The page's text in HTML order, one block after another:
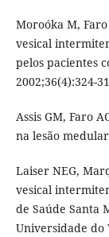
Moroóka M,
vesical
pelos pacientes
2002;36(4):324-
Assis GM, Faro
na lesão
Laiser NEG,
vesical
de Saúde Santa
Universidade do